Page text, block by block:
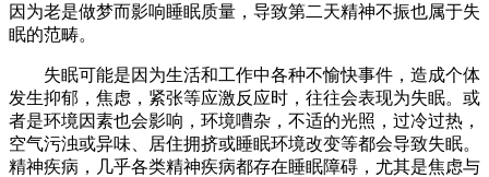
因为老是做梦而影响睡眠质量，导致第二天精神不振也属于失
眠的范畴。
失眠可能是因为生活和工作中各种不愉快事件，造成个体
发生抑郁，焦虑，紧张等应激反应时，往往会表现为失眠。或
者是环境因素也会影响，环境嘈杂，不适的光照，过冷过热，
空气污浊或异味、居住拥挤或睡眠环境改变等都会导致失眠。
精神疾病，几乎各类精神疾病都存在睡眠障碍，尤其是焦虑与